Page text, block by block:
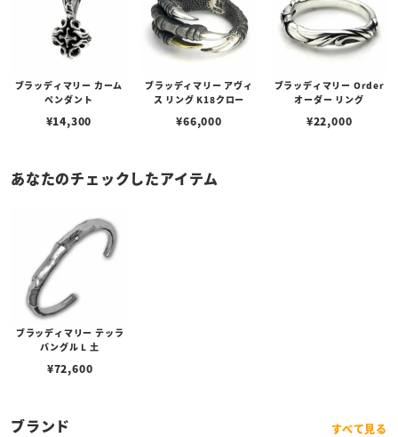
ブラッディマリー カーム
ペンダント
¥14,300
ブラッディマリー アヴィ
ス リング K18クロー
¥66,000
ブラッディマリー Order
オーダー リング
¥22,000
あなたのチェックしたアイテム
ブラッディマリー テッラ
バングル L 土
¥72,600
ブランド すべて見る